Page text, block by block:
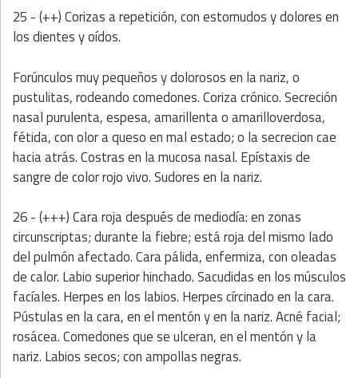
25 - (++) Corizas a repetición, con estornudos y dolores en
los dientes y oídos.
Forúnculos muy pequeños y dolorosos en la nariz, o
pustulitas, rodeando comedones. Coriza crónico. Secreción
nasal purulenta, espesa, amarillenta o amarilloverdosa,
fétida, con olor a queso en mal estado; o la secrecion cae
hacia atrás. Costras en la mucosa nasal. Epístaxis de
sangre de color rojo vivo. Sudores en la nariz.
26 - (+++) Cara roja después de mediodía: en zonas
circunscriptas; durante la fiebre; está roja del mismo lado
del pulmón afectado. Cara pálida, enfermiza, con oleadas
de calor. Labio superior hinchado. Sacudidas en los músculos
facíales. Herpes en los labios. Herpes círcinado en la cara.
Pústulas en la cara, en el mentón y en la nariz. Acné facial;
rosácea. Comedones que se ulceran, en el mentón y la
nariz. Labios secos; con ampollas negras.